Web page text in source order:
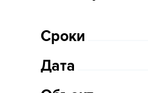
Сроки
Дата